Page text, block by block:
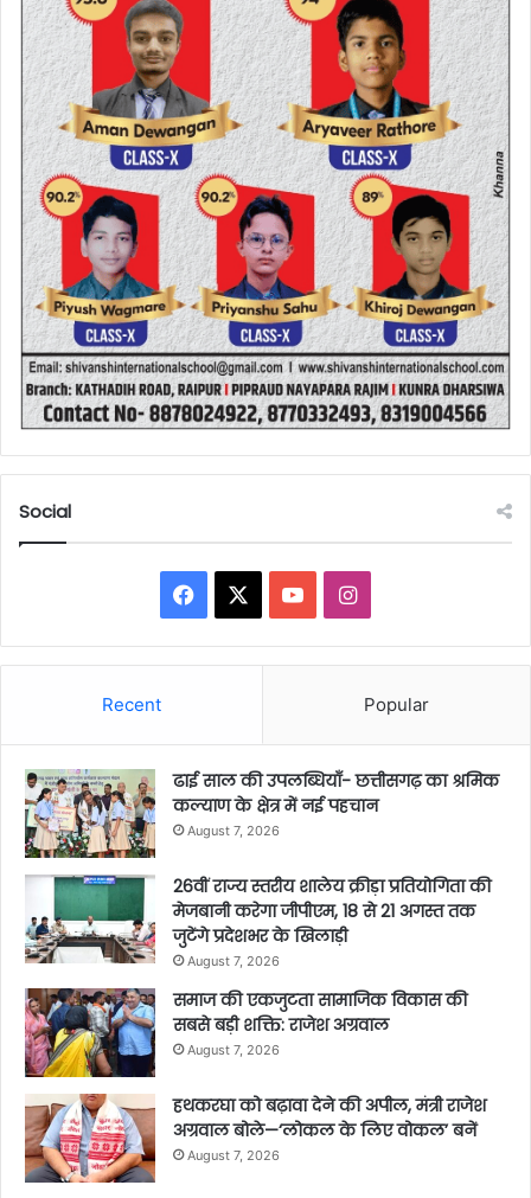
Social
Facebook YouTubeInstagram
Recent Popular
ढाई साल की उपलब्धियाँ- छत्तीसगढ़ का श्रमिक
कल्याण के क्षेत्र में नई पहचान
August 7, 2026
26वीं राज्य स्तरीय शालेय क्रीड़ा प्रतियोगिता की
मेजबानी करेगा जीपीएम, 18 से 21 अगस्त तक
जुटेंगे प्रदेशभर के खिलाड़ी
August 7, 2026
समाज की एकजुटता सामाजिक विकास की
सबसे बड़ी शक्ति: राजेश अग्रवाल
August 7, 2026
हथकरघा को बढ़ावा देने की अपील, मंत्री राजेश
अग्रवाल बोले—‘लोकल के लिए वोकल’ बनें
August 7, 2026